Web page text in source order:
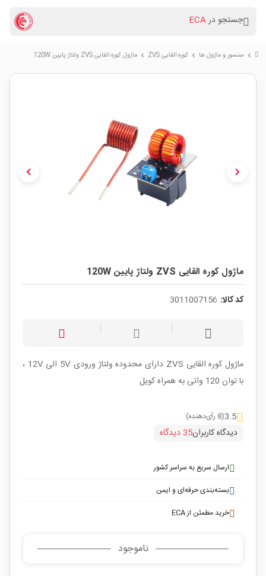
جستجو درECA
chevron_right سنسور و ماژول ها chevron_right کوره القایی ZVS chevron_right ماژول کوره القایی ZVS ولتاژ پایین 120W
chevron_left chevron_right
ماژول کوره القایی ZVS ولتاژ پایین 120W
کد کالا: 3011007156
ماژول کوره القایی ZVS دارای محدوده ولتاژ ورودی 5V الی 12V ،
با توان 120 واتی به همراه کویل
3.5(8 رأی‌دهنده)
دیدگاه کاربران35 دیدگاه
ارسال سریع به سراسر کشور
بسته‌بندی حرفه‌ای و ایمن
خرید مطمئن از ECA
ناموجود